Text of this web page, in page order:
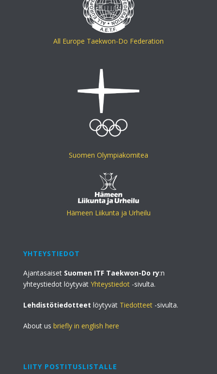
All Europe Taekwon-Do Federation
Suomen Olympiakomitea
Hämeen Liikunta ja Urheilu
YHTEYSTIEDOT
Ajantasaiset Suomen ITF Taekwon-Do ry:n
yhteystiedot löytyvätYhteystiedot -sivulta.
Lehdistötiedotteet löytyvät Tiedotteet -sivulta.
About usbriefly in english here
LIITY POSTITUSLISTALLE